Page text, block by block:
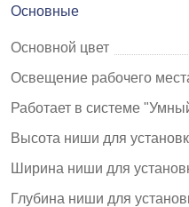
Основные
Основной цвет
Освещение рабочего
Работает в системе
Высота ниши для
Ширина ниши для
Глубина ниши для